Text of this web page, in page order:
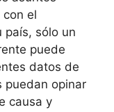
el
país, sólo un
puede
datos de
puedan opinar
causa y